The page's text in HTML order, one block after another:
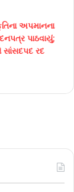
અપમાનના
પાઠવાયું;
સાંસદપદ રદ